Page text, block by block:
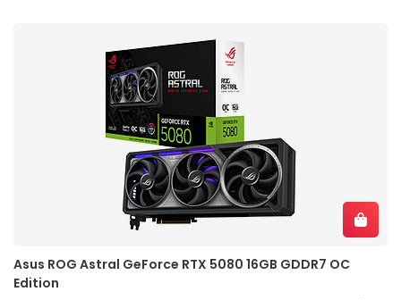
Asus ROG Astral GeForce RTX 5080 16GB GDDR7 OC
Edition